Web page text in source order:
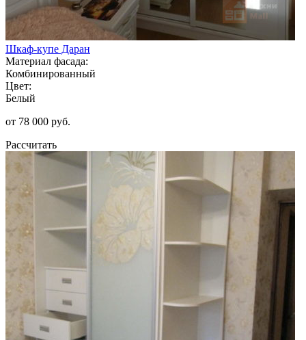
Шкаф-купе Даран
Материал фасада:
Комбинированный
Цвет:
Белый
от 78 000 руб.
Рассчитать